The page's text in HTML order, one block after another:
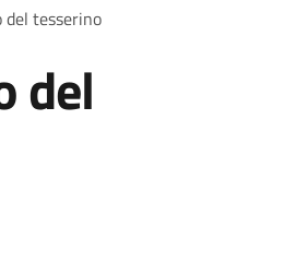
del tesserino
del